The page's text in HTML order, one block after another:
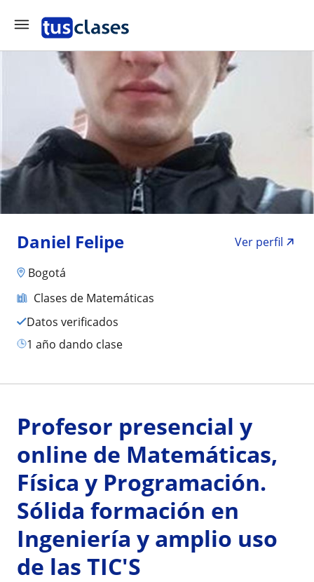
Daniel Felipe
Ver perfil
Bogotá
Clases de Matemáticas
Datos verificados
1 año dando clase
Profesor presencial y
online de Matemáticas,
Física y Programación.
Sólida formación en
Ingeniería y amplio uso
de las TIC'S